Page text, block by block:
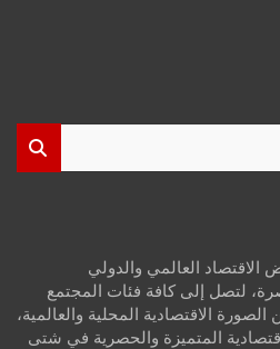
العالمي والدولي
لتصل إلى كافة فئات المجتمع
الاقتصادية المحلية والعالمية،
المتميزة والحصرية في شتى